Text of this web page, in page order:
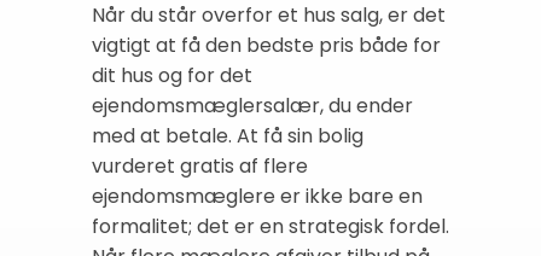
Når du står overfor et hus salg, er det
vigtigt at få den bedste pris både for
dit hus og for det
ejendomsmæglersalær, du ender
med at betale. At få sin bolig
vurderet gratis af flere
ejendomsmæglere er ikke bare en
formalitet; det er en strategisk fordel.